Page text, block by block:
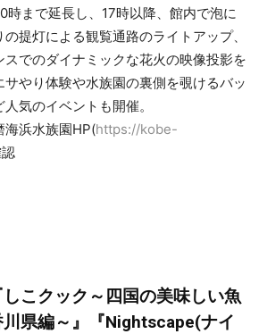
時まで延長し、17時以降、館内で泡に
提灯による観覧通路のライトアップ、
スでのダイナミックな花火の映像投影を
やり体験や水族園の裏側を覗けるバッ
気のイベントも開催。
海浜水族園HP(https://kobe-
しこクック～四国の美味しい魚
県編～』『Nightscape(ナイ